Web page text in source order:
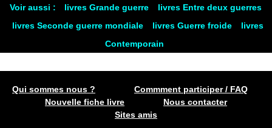
Voir aussi : livres Grande guerre
livres Entre deux guerres
livres Seconde guerre mondiale
livres Guerre froide
livres
Contemporain
Qui sommes nous ?
Commment participer / FAQ
Nouvelle fiche livre
Nous contacter
Sites amis